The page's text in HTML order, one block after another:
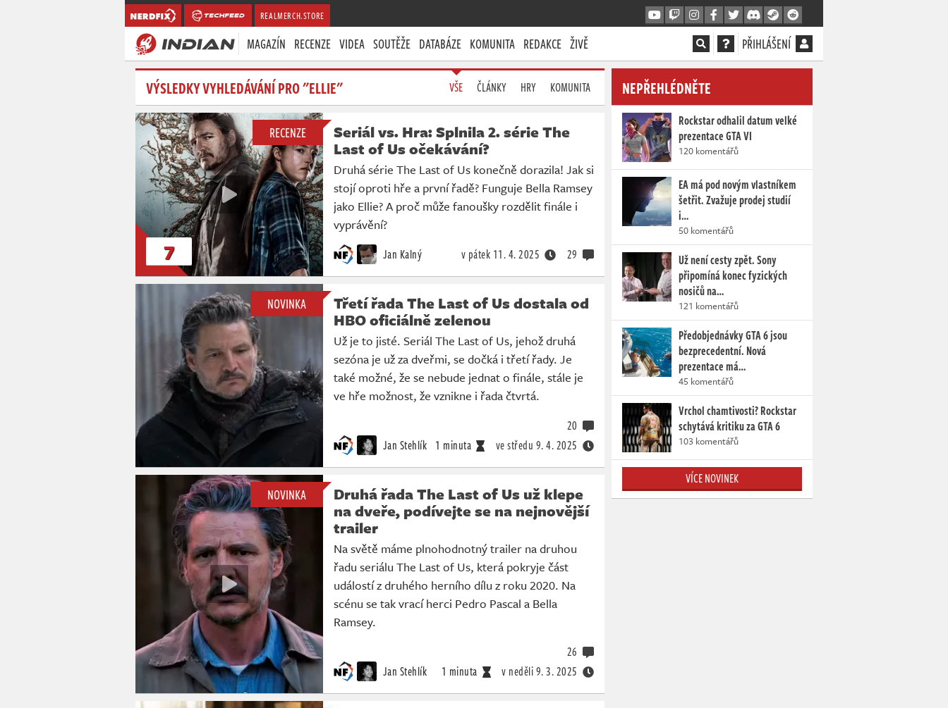
REALMERCH.STORE
MAGAZÍN RECENZE VIDEA SOUTĚŽE DATABÁZE KOMUNITA REDAKCE ŽIVĚ PŘIHLÁŠENÍ
VÝSLEDKY VYHLEDÁVÁNÍ PRO "ELLIE" VŠE ČLÁNKY HRY KOMUNITA
RECENZE
7
Seriál vs. Hra: Splnila 2. série The
Last of Us očekávání?
Druhá série The Last of Us konečně dorazila! Jak si
stojí oproti hře a první řadě? Funguje Bella Ramsey
jako Ellie? A proč může fanoušky rozdělit finále i
vyprávění?
Jan Kalný v pátek 11. 4. 2025 29
NOVINKA
Třetí řada The Last of Us dostala od
HBO oficiálně zelenou
Už je to jisté. Seriál The Last of Us, jehož druhá
sezóna je už za dveřmi, se dočká i třetí řady. Je
také možné, že se nebude jednat o finále, stále je
ve hře možnost, že vznikne i řada čtvrtá.
Jan Stehlík 1 minuta ve středu 9. 4. 2025
20
NOVINKA
Druhá řada The Last of Us už klepe
na dveře, podívejte se na nejnovější
trailer
Na světě máme plnohodnotný trailer na druhou
řadu seriálu The Last of Us, která pokryje část
událostí z druhého herního dílu z roku 2020. Na
scénu se tak vrací herci Pedro Pascal a Bella
Ramsey.
Jan Stehlík 1 minuta v neděli9. 3. 2025
26
NEPŘEHLÉDNĚTE
Rockstar odhalil datum velké
prezentace GTA VI
120 komentářů
EA má pod novým vlastníkem
šetřit. Zvažuje prodej studií
i…
50 komentářů
Už není cesty zpět. Sony
připomíná konec fyzických
nosičů na…
121 komentářů
Předobjednávky GTA 6 jsou
bezprecedentní. Nová
prezentace má…
45 komentářů
Vrchol chamtivosti? Rockstar
schytává kritiku za GTA 6
103 komentářů
VÍCE NOVINEK